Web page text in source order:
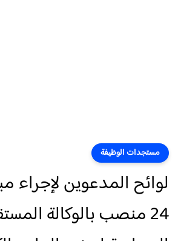
مستجدات الوظيفة
لوائح المدعوين لإجراء
24 منصب بالوكالة